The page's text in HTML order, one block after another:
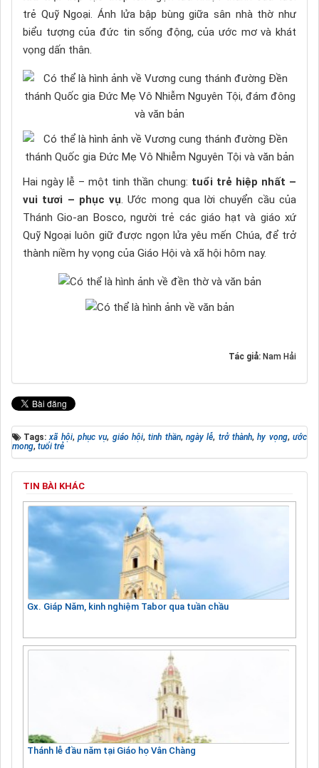
trẻ Quỹ Ngoại. Ánh lửa bập bùng giữa sân nhà thờ như
biểu tượng của đức tin sống động, của ước mơ và khát
vọng dấn thân.
Hai ngày lễ – một tinh thần chung: tuổi trẻ hiệp nhất –
vui tươi – phục vụ. Ước mong qua lời chuyển cầu của
Thánh Gio-an Bosco, người trẻ các giáo hạt và giáo xứ
Quỹ Ngoại luôn giữ được ngọn lửa yêu mến Chúa, để trở
thành niềm hy vọng của Giáo Hội và xã hội hôm nay.
Tác giả: Nam Hải
Tags:xã hội,phục vụ, giáo hội,tinh thần,ngày lễ, trở thành,hy vọng,ước
mong, tuổi trẻ
TIN BÀI KHÁC
Gx. Giáp Năm, kinh nghiệm Tabor qua tuần chầu
Thánh lễ đầu năm tại Giáo họ Vân Chàng